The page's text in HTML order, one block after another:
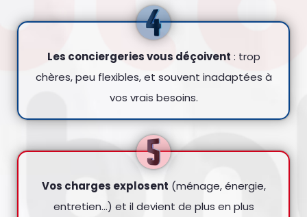
Les conciergeries vous déçoivent : trop
chères, peu flexibles, et souvent inadaptées à
vos vrais besoins.
Vos charges explosent (ménage, énergie,
entretien…) et il devient de plus en plus